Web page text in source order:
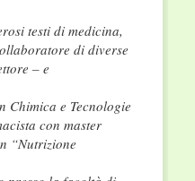
testi di medicina,
di diverse
– e
Chimica e Tecnologie
con master
“Nutrizione